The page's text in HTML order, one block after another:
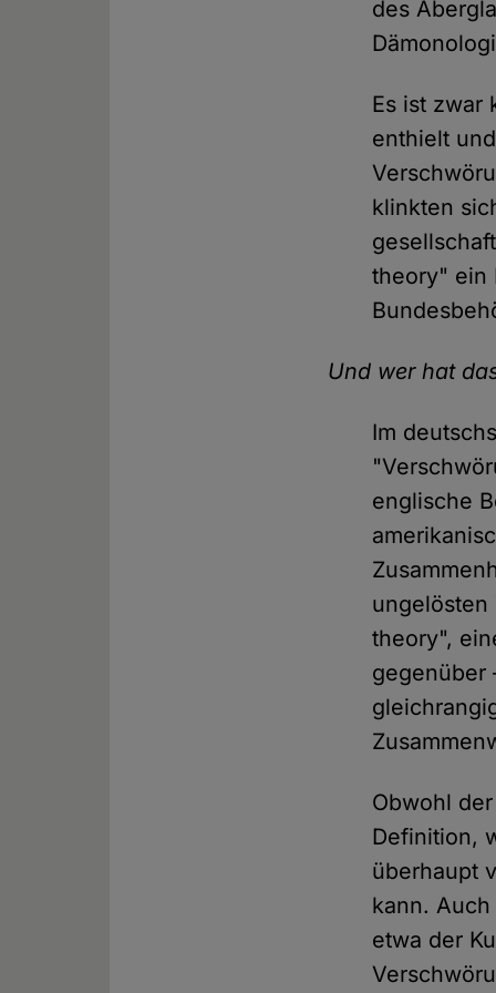
des
Es ist zwar
enthielt
klinkten
theory" ein
Und wer hat
Im
englische
ungelösten
theory",
gegenüber
Obwohl
Definition,
überhaupt
kann.
etwa der